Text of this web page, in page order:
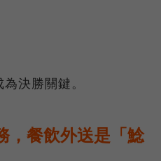
決勝關鍵。
，餐飲外送是「鯰